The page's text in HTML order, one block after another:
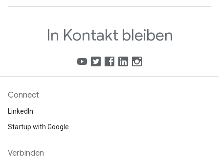
In Kontakt bleiben
Connect
LinkedIn
Startup with Google
Verbinden